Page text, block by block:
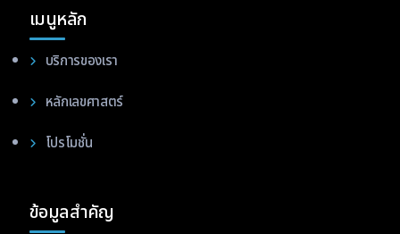
เมนูหลัก
บริการของเรา
หลักเลขศาสตร์
โปรโมชั่น
ข้อมูลสำคัญ